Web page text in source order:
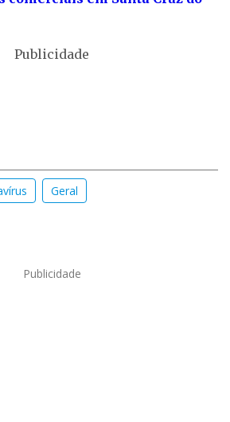
Publicidade
Geral
Publicidade